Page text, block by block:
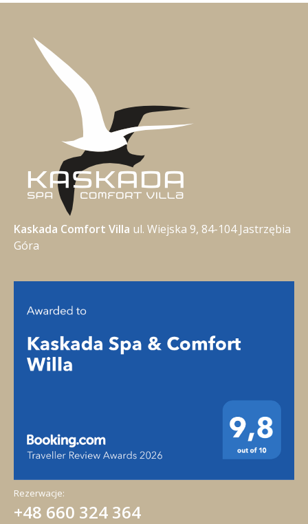
Kaskada Comfort Villa ul. Wiejska 9, 84-104 Jastrzębia
Góra
Rezerwacje:
+48 660 324 364